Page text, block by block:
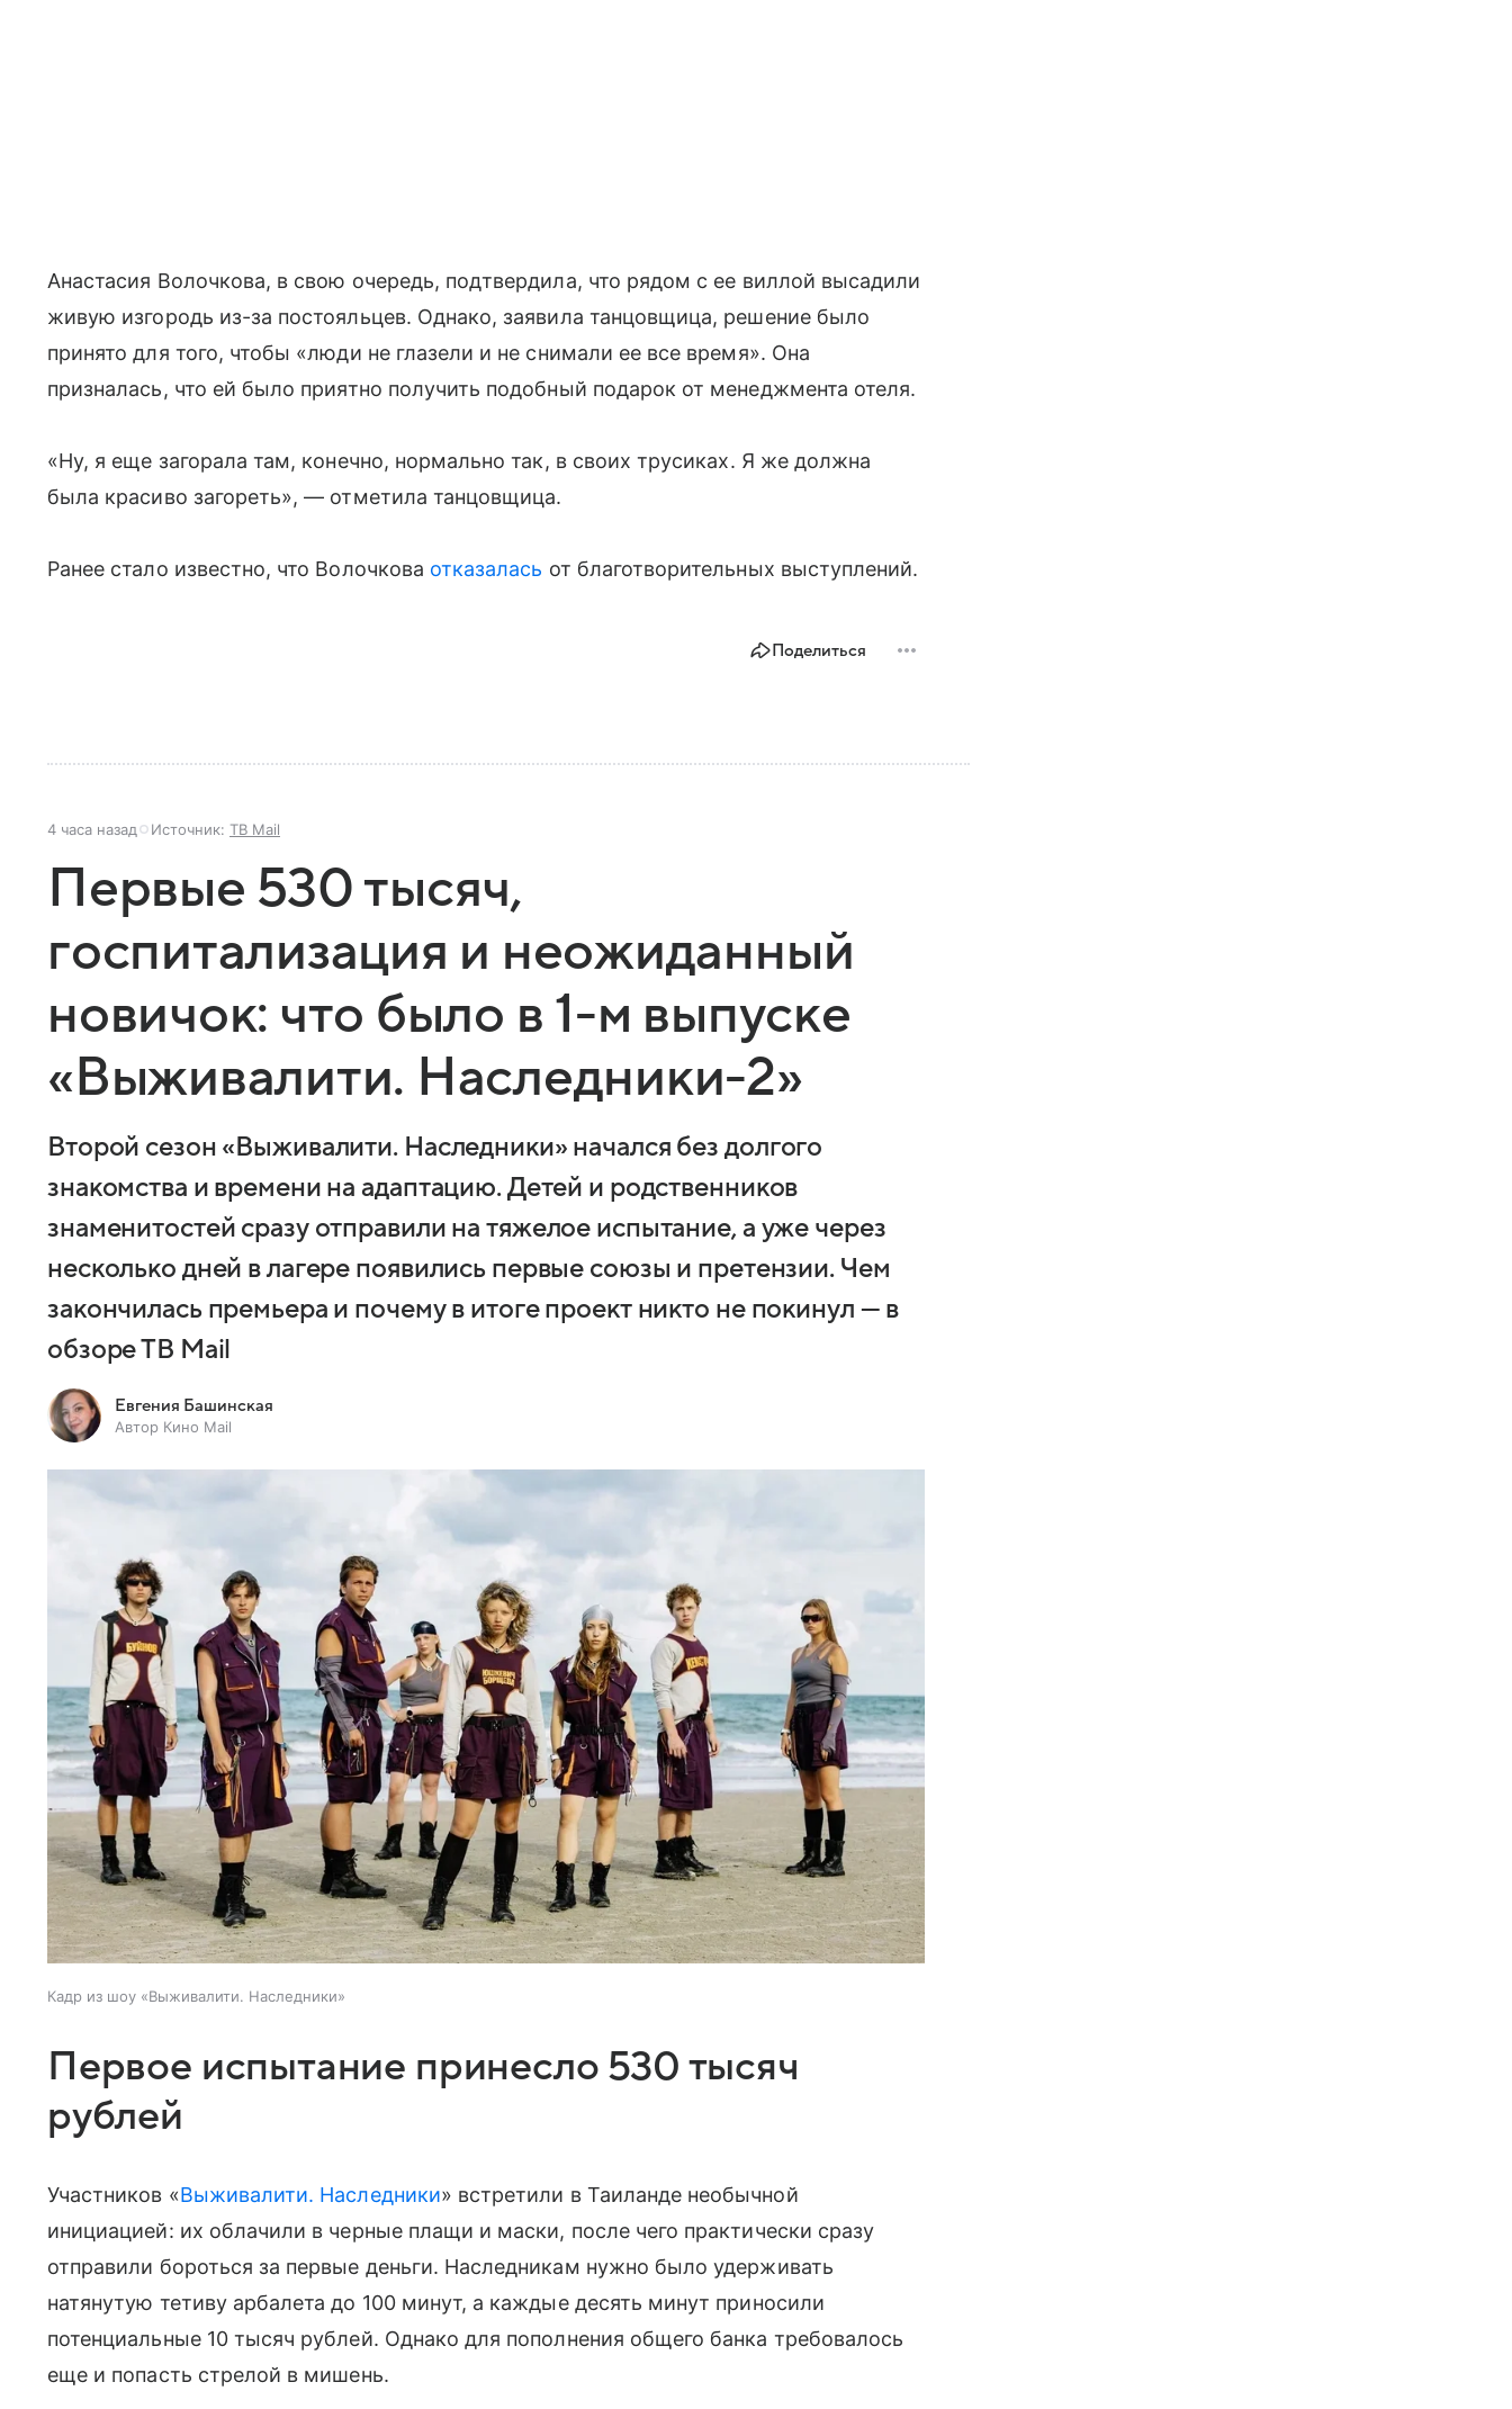
Анастасия Волочкова, в свою очередь, подтвердила, что рядом с ее виллой высадили
живую изгородь из-за постояльцев. Однако, заявила танцовщица, решение было
принято для того, чтобы «люди не глазели и не снимали ее все время». Она
призналась, что ей было приятно получить подобный подарок от менеджмента отеля.
«Ну, я еще загорала там, конечно, нормально так, в своих трусиках. Я же должна
была красиво загореть», — отметила танцовщица.
Ранее стало известно, что Волочкова отказалась от благотворительных выступлений.
Поделиться
4 часа назад Источник: ТВ Mail
Первые 530 тысяч,
госпитализация и неожиданный
новичок: что было в 1-м выпуске
«Выживалити. Наследники-2»
Второй сезон «Выживалити. Наследники» начался без долгого
знакомства и времени на адаптацию. Детей и родственников
знаменитостей сразу отправили на тяжелое испытание, а уже через
несколько дней в лагере появились первые союзы и претензии. Чем
закончилась премьера и почему в итоге проект никто не покинул — в
обзоре ТВ Mail
Евгения Башинская
Автор Кино Mail
Кадр из шоу «Выживалити. Наследники»
Первое испытание принесло 530 тысяч
рублей
Участников «Выживалити. Наследники» встретили в Таиланде необычной
инициацией: их облачили в черные плащи и маски, после чего практически сразу
отправили бороться за первые деньги. Наследникам нужно было удерживать
натянутую тетиву арбалета до 100 минут, а каждые десять минут приносили
потенциальные 10 тысяч рублей. Однако для пополнения общего банка требовалось
еще и попасть стрелой в мишень.